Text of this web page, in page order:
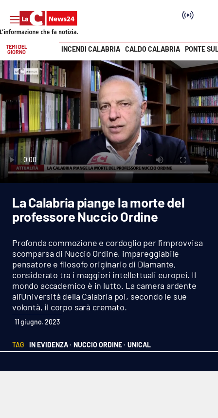
SEZIONI
Cronaca
Politica
Attualità
Economia e lavoro
Italia Mondo
Sport
Cultura
Podcast
Meteo
Editoriali
Vai
TEMI DEL
GIORNO
INCENDI CALABRIA CALDO CALABRIA PONTE
La Calabria piange la morte del
professore Nuccio Ordine
Profonda commozione e cordoglio per l'improvvisa
scomparsa di Nuccio Ordine, impareggiabile
pensatore e filosofo originario di Diamante,
considerato tra i maggiori intellettuali europei. Il
mondo accademico è in lutto. La camera ardente
all'Università della Calabria poi, secondo le sue
volontà, il corpo sarà cremato.
11 giugno, 2023
TAG IN EVIDENZA · NUCCIO ORDINE · UNICAL